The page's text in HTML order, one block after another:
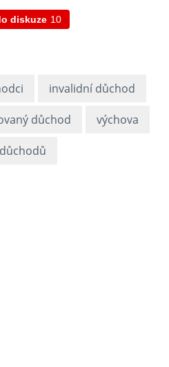
diskuze 10
invalidní důchod
důchod výchova